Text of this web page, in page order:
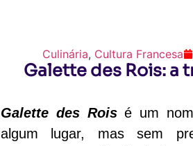
Culinária, Cultura Francesa
Galette des Rois: a
Galette des Roisé um
algum lugar, mas sem